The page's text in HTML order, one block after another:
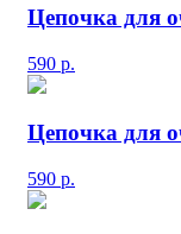
Цепочка для
590 р.
Цепочка для
590 р.